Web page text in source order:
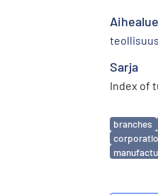
Aihealue
teollisuus
Sarja
Index of
branches